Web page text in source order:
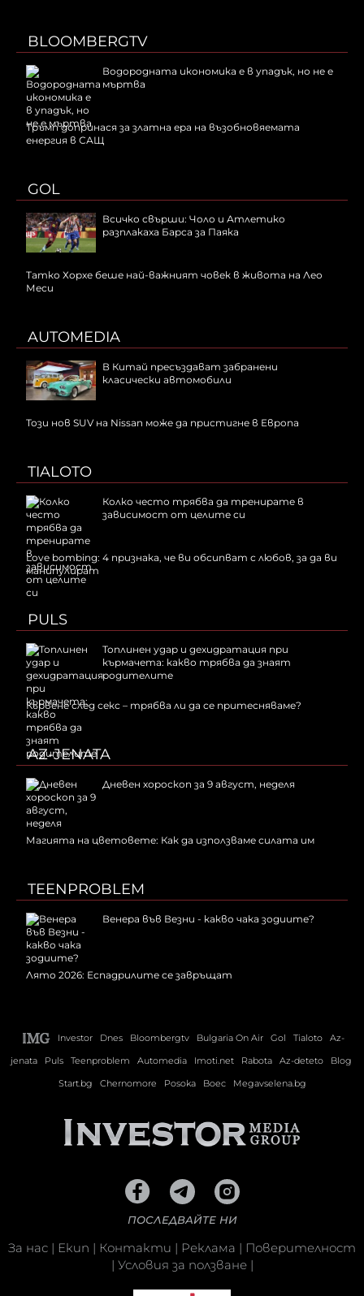
BLOOMBERGTV
Водородната икономика е в упадък, но не е
мъртва
Тръмп допринася за златна ера на възобновяемата
енергия в САЩ
GOL
Всичко свърши: Чоло и Атлетико
разплакаха Барса за Паяка
Татко Хорхе беше най-важният човек в живота на Лео
Меси
AUTOMEDIA
В Китай пресъздават забранени
класически автомобили
Този нов SUV на Nissan може да пристигне в Европа
TIALOTO
Колко често трябва да тренирате в
зависимост от целите си
Love bombing: 4 признака, че ви обсипват с любов, за да ви
манипулират
PULS
Топлинен удар и дехидратация при
кърмачета: какво трябва да знаят
родителите
Кървене след секс – трябва ли да се притесняваме?
AZ-JENATA
Дневен хороскоп за 9 август, неделя
Магията на цветовете: Как да използваме силата им
TEENPROBLEM
Венера във Везни - какво чака зодиите?
Лято 2026: Еспадрилите се завръщат
Investor Dnes Bloombergtv Bulgaria On Air Gol Tialoto
Az-
jenata
Puls Teenproblem Automedia Imoti.net Rabota Az-deteto
Blog
Start.bg
Chernomore Posoka Boec Megavselena.bg
ПОСЛЕДВАЙТЕ НИ
За нас | Екип | Контакти | Реклама | Поверителност
| Условия за ползване|